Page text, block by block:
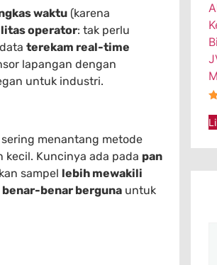
waktu (karena
operator: tak perlu
terekam real-time
lapangan dengan
untuk industri.
menantang metode
Kuncinya ada pada pan
sampel lebih mewakili
benar-benar berguna untuk